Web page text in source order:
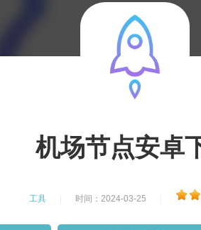
机场节点安卓
工具 时间：2024-03-25